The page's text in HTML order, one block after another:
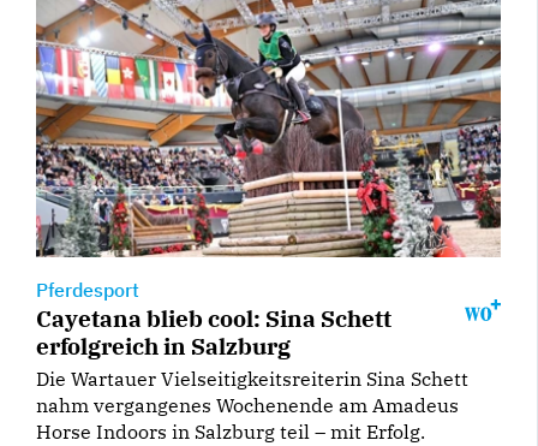
Pferdesport
Cayetana blieb cool: Sina Schett
erfolgreich in Salzburg
Die Wartauer Vielseitigkeitsreiterin Sina Schett
nahm vergangenes Wochenende am Amadeus
Horse Indoors in Salzburg teil – mit Erfolg.